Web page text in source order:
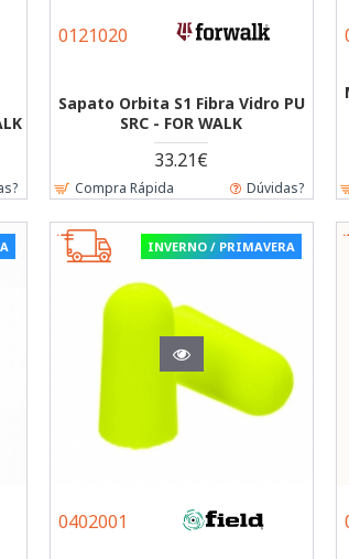
0121020
Sapato Orbita S1 Fibra Vidro PU
SRC - FOR WALK
33.21€
Compra Rápida Dúvidas?
INVERNO / PRIMAVERA
0402001